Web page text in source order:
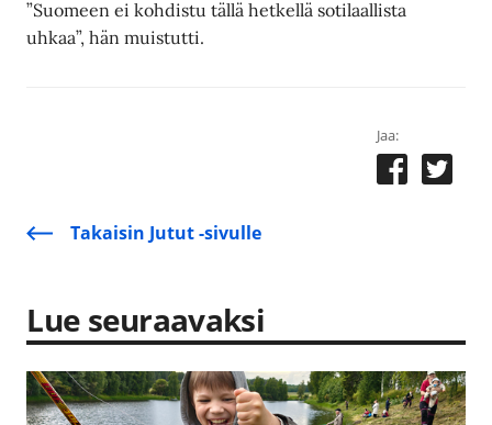
”Suomeen ei kohdistu tällä hetkellä sotilaallista
uhkaa”, hän muistutti.
Jaa:
Takaisin Jutut -sivulle
Lue seuraavaksi